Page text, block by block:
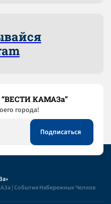
КАМАЗа”
города!
| События Набережных Челнов